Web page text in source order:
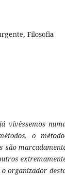
Filosofia
vivêssemos
o
são
organizador